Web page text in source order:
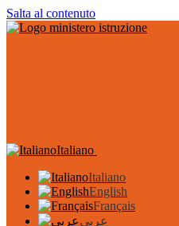
Salta al contenuto
Italiano
Italiano
English
Français
عربى